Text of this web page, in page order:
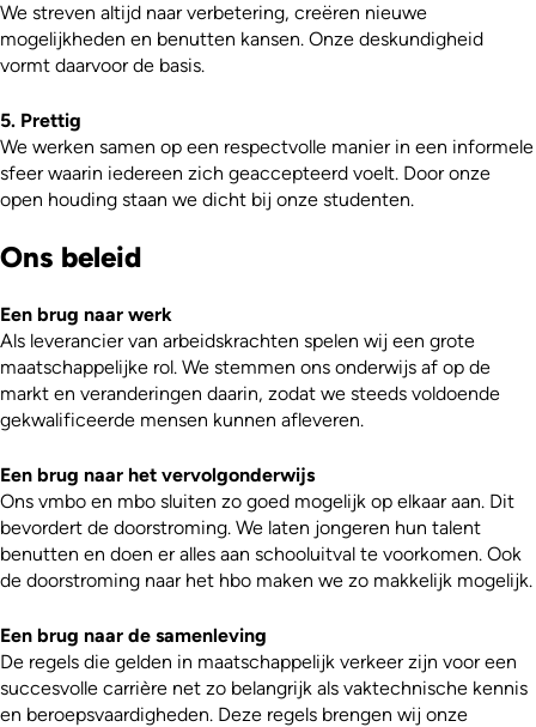
We streven altijd naar verbetering, creëren nieuwe
mogelijkheden en benutten kansen. Onze deskundigheid
vormt daarvoor de basis.
5. Prettig
We werken samen op een respectvolle manier in een informele
sfeer waarin iedereen zich geaccepteerd voelt. Door onze
open houding staan we dicht bij onze studenten.
Ons beleid
Een brug naar werk
Als leverancier van arbeidskrachten spelen wij een grote
maatschappelijke rol. We stemmen ons onderwijs af op de
markt en veranderingen daarin, zodat we steeds voldoende
gekwalificeerde mensen kunnen afleveren.
Een brug naar het vervolgonderwijs
Ons vmbo en mbo sluiten zo goed mogelijk op elkaar aan. Dit
bevordert de doorstroming. We laten jongeren hun talent
benutten en doen er alles aan schooluitval te voorkomen. Ook
de doorstroming naar het hbo maken we zo makkelijk mogelijk.
Een brug naar de samenleving
De regels die gelden in maatschappelijk verkeer zijn voor een
succesvolle carrière net zo belangrijk als vaktechnische kennis
en beroepsvaardigheden. Deze regels brengen wij onze